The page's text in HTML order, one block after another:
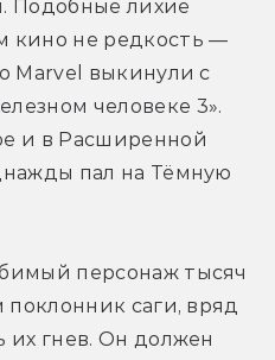
Подобные лихие
кино не редкость —
Marvel выкинули с
человеке 3».
и в Расширенной
пал на Тёмную
персонаж тысяч
поклонник саги, вряд
их гнев. Он должен